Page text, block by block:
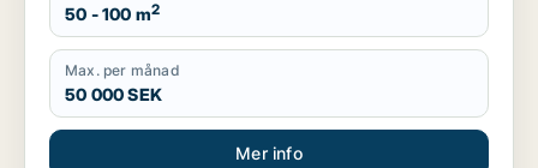
50 - 100 m2
Max. per månad
50 000 SEK
Mer info